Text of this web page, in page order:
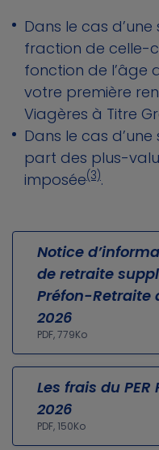
Dans le cas
fraction de celle-
fonction de l’âge
votre première
Viagères à Titre
Dans le cas
part des plus-
imposée(3).
Notice
de retraite
Préfon-Retraite
2026
PDF, 779Ko
Les frais du
2026
PDF, 150Ko